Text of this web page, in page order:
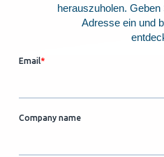
herauszuholen.
Adresse ein und